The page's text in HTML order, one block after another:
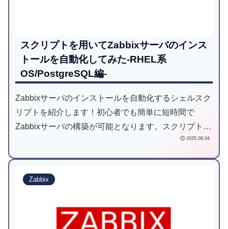
スクリプトを用いてZabbixサーバのインス
トールを自動化してみた-RHEL系
OS/PostgreSQL編-
Zabbixサーバのインストールを自動化するシェルスク
リプトを紹介します！初心者でも簡単に短時間で
Zabbixサーバの構築が可能となります。スクリプトを
2025.09.04
Zabbix